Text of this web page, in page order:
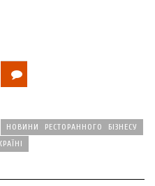
НОВИНИ РЕСТОРАННОГО БІЗНЕСУ